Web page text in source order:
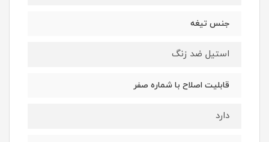
جنس تیغه
استیل ضد زنگ
قابلیت اصلاح با شماره صفر
دارد